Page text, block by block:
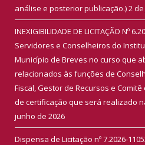
análise e posterior publicação.)2
INEXIGIBILIDADE DE LICITAÇÃO Nº
Servidores e Conselheiros do
Município de Breves no curso que
relacionados às funções de
Fiscal, Gestor de Recursos e
de certificação que será realizado
junho de 2026
Dispensa de Licitação nº 7.2026-